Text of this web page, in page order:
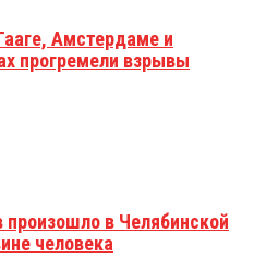
Амстердаме и
прогремели взрывы
в Челябинской
человека